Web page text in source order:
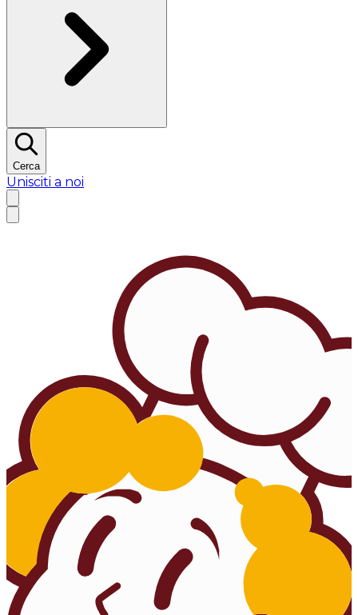
Cerca
Unisciti a noi